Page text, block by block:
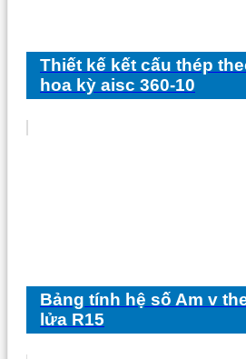
Thiết kế kết cấu thép
hoa kỳ aisc 360-10
Bảng tính hệ số Am v
lửa R15